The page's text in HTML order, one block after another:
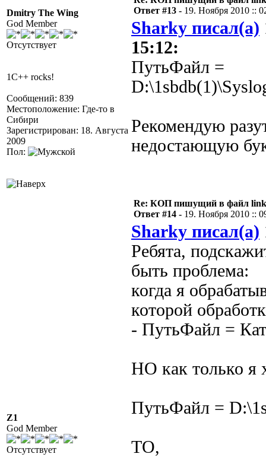
Dmitry The Wing
God Member
Отсутствует
1C++ rocks!
Сообщений: 839
Местоположение: Где-то в
Сибири
Зарегистрирован: 18. Августа
2009
Пол:
Ответ #13 - 19. Ноября 2010 ::
Sharky писал(а)
15:12:
ПутьФайл =
Рекомендую
недостающую
Z1
God Member
Отсутствует
Re: КОП пишущий в файл
Ответ #14 - 19. Ноября 2010 ::
Sharky писал(а)
Ребята,
быть проблема:
когда я
которой
- ПутьФайл =
НО как только я
ПутьФайл =
ТО,